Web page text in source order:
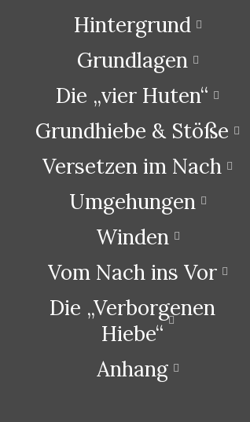
Hintergrund
Grundlagen
Die „vier Huten“
Grundhiebe & Stöße
Versetzen im Nach
Umgehungen
Winden
Vom Nach ins Vor
Die „Verborgenen
Hiebe“
Anhang